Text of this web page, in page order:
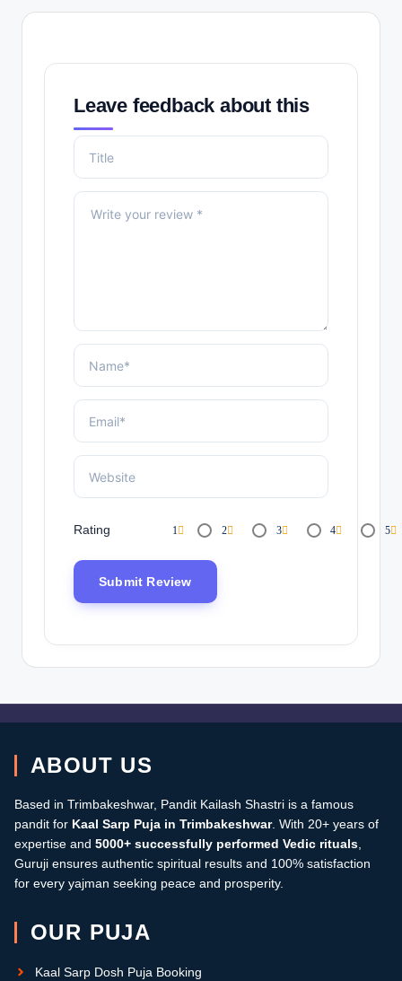
Leave feedback about this
Rating 5
4
3
2
1
ABOUT US
Based in Trimbakeshwar, Pandit Kailash Shastri is a famous
pandit for Kaal Sarp Puja in Trimbakeshwar. With 20+ years of
expertise and 5000+ successfully performed Vedic rituals,
Guruji ensures authentic spiritual results and 100% satisfaction
for every yajman seeking peace and prosperity.
OUR PUJA
Kaal Sarp Dosh Puja Booking